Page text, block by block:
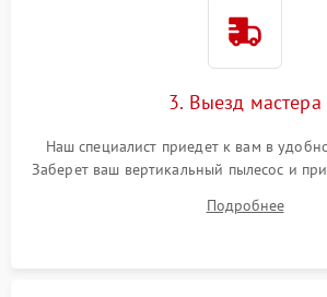
3. Выезд мастера
Наш специалист приедет к вам в
Заберет ваш вертикальный пылесос и
Подробнее